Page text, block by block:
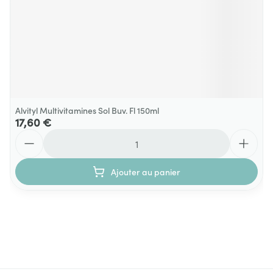
Alvityl Multivitamines Sol Buv. Fl 150ml
17,60 €
Ajouter au panier